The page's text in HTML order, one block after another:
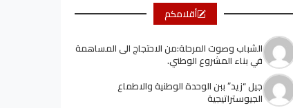
أقلامكم
الشباب وصوت المرحلة:من الاحتجاج الى المساهمة
في بناء المشروع الوطني.
جيل “زيد” ببن الوحدة الوطنية والاطماع
الجيوستراتيجية